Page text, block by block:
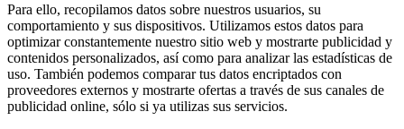
Para ello, recopilamos datos sobre nuestros usuarios, su
comportamiento y sus dispositivos. Utilizamos estos datos para
optimizar constantemente nuestro sitio web y mostrarte publicidad y
contenidos personalizados, así como para analizar las estadísticas de
uso. También podemos comparar tus datos encriptados con
proveedores externos y mostrarte ofertas a través de sus canales de
publicidad online, sólo si ya utilizas sus servicios.